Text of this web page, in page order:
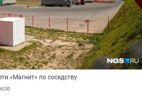
«Магнит» по соседству